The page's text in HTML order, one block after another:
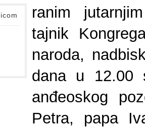
ranim
tajnik
naroda,
dana u 12.00
anđeoskog
Petra, papa